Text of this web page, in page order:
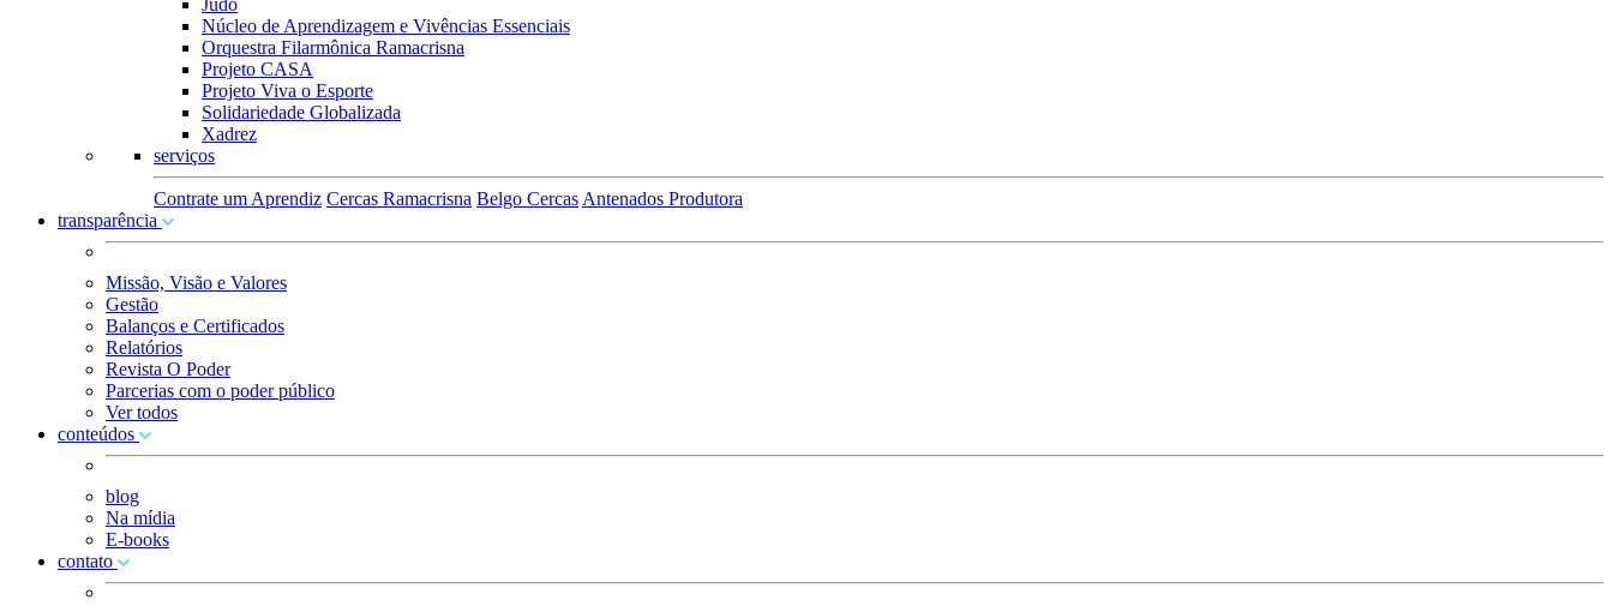
Judô
Núcleo de Aprendizagem e Vivências Essenciais
Orquestra Filarmônica Ramacrisna
Projeto CASA
Projeto Viva o Esporte
Solidariedade Globalizada
Xadrez
serviços
Contrate um Aprendiz Cercas Ramacrisna Belgo Cercas Antenados Produtora
transparência
Missão, Visão e Valores
Gestão
Balanços e Certificados
Relatórios
Revista O Poder
Parcerias com o poder público
Ver todos
conteúdos
blog
Na mídia
E-books
contato